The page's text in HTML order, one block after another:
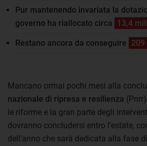
Pur mantenendo invariata la
governo ha riallocato circa 13,4
Restano ancora da conseguire 209
Mancano ormai pochi mesi alla
nazionale di ripresa e resilienza
le riforme e la gran parte degli
dovranno concludersi entro l’estate,
dell’anno che sarà dedicata alla fase di